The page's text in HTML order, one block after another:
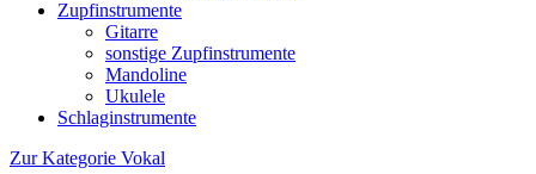
Zupfinstrumente
Gitarre
sonstige Zupfinstrumente
Mandoline
Ukulele
Schlaginstrumente
Zur Kategorie Vokal